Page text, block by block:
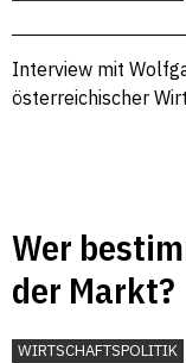
Interview mit
österreichischer
Wer
der Markt?
WIRTSCHAFTSPOLITIK